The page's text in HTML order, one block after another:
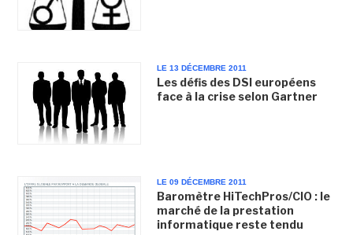
LE 13 DÉCEMBRE 2011
Les défis des DSI européens
face à la crise selon Gartner
LE 09 DÉCEMBRE 2011
Baromètre HiTechPros/CIO : le
marché de la prestation
informatique reste tendu